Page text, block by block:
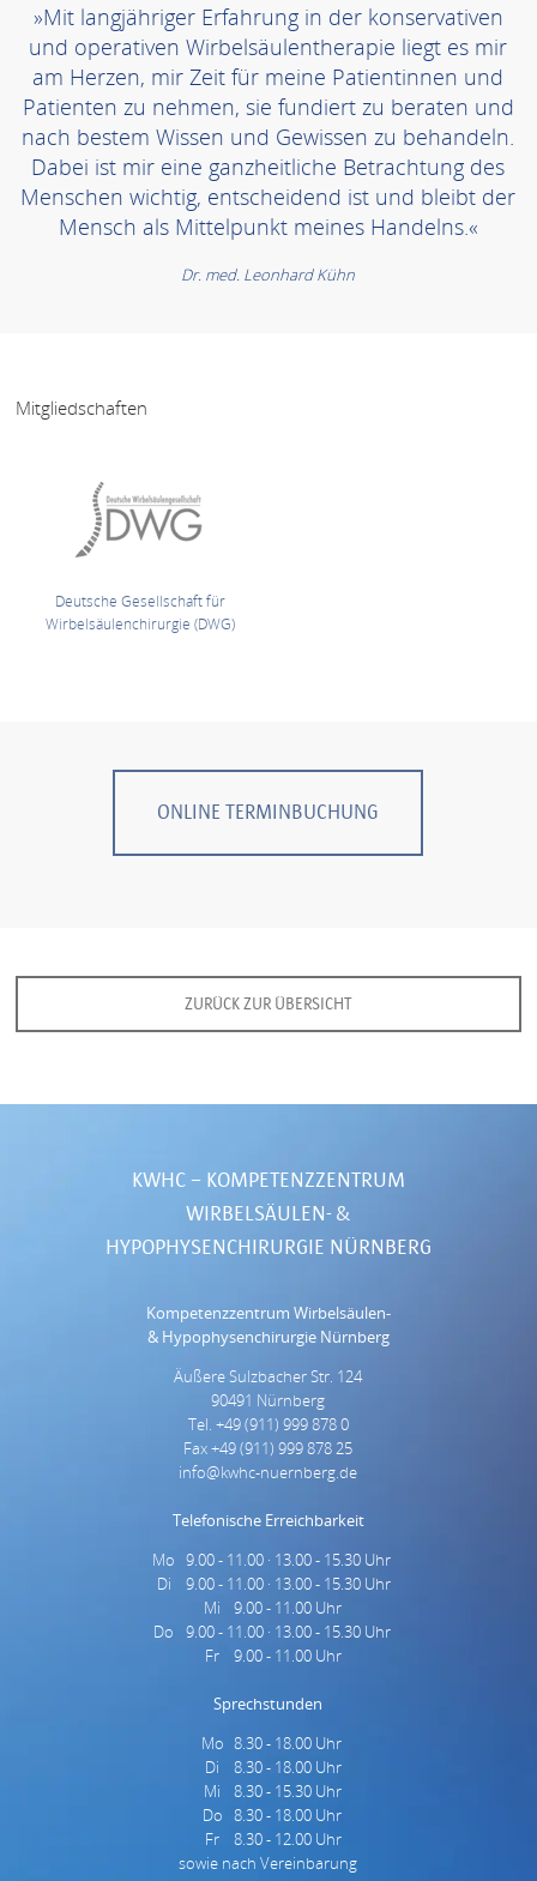
»Mit langjähriger Erfahrung in der konservativen
und operativen Wirbelsäulentherapie liegt es mir
am Herzen, mir Zeit für meine Patientinnen und
Patienten zu nehmen, sie fundiert zu beraten und
nach bestem Wissen und Gewissen zu behandeln.
Dabei ist mir eine ganzheitliche Betrachtung des
Menschen wichtig, entscheidend ist und bleibt der
Mensch als Mittelpunkt meines Handelns.«
Dr. med. Leonhard Kühn
Mitgliedschaften
Deutsche Gesellschaft für
Wirbelsäulenchirurgie (DWG)
ONLINE TERMINBUCHUNG
ZURÜCK ZUR ÜBERSICHT
KWHC – KOMPETENZZENTRUM
WIRBELSÄULEN- &
HYPOPHYSENCHIRURGIE NÜRNBERG
Kompetenzzentrum Wirbelsäulen-
& Hypophysenchirurgie Nürnberg
Äußere Sulzbacher Str. 124
90491 Nürnberg
Tel. +49 (911) 999 878 0
Fax +49 (911) 999 878 25
info@kwhc-nuernberg.de
Telefonische Erreichbarkeit
Mo 9.00 - 11.00 · 13.00 - 15.30 Uhr
Di
9.00 - 11.00 · 13.00 - 15.30 Uhr
Mi
9.00 - 11.00 Uhr
Do
9.00 - 11.00 · 13.00 - 15.30 Uhr
Fr
9.00 - 11.00 Uhr
Sprechstunden
Mo 8.30 - 18.00 Uhr
Di
8.30 - 18.00 Uhr
Mi
8.30 - 15.30 Uhr
Do 8.30 - 18.00 Uhr
Fr
8.30 - 12.00 Uhr
sowie nach Vereinbarung